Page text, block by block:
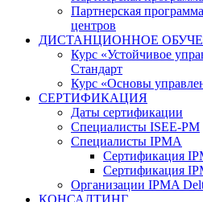
Партнерская
центров
ДИСТАНЦИОННОЕ
Курс «Устойчивое
Стандарт
Курс «Основы
СЕРТИФИКАЦИЯ
Даты сертификации
Специалисты ISEE-PM
Специалисты IPMA
Сертификация
Сертификация
Организации IPMA
КОНСАЛТИНГ